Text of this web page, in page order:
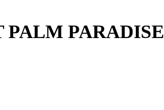
PALM PARADISE